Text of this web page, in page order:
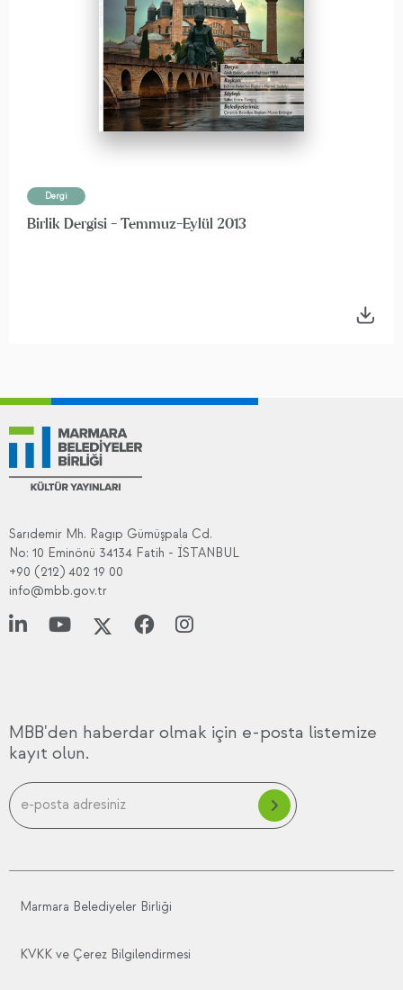
Dergi
Birlik Dergisi - Temmuz-Eylül 2013
Sarıdemir Mh. Ragıp Gümüşpala Cd.
No: 10 Eminönü 34134 Fatih - İSTANBUL
+90 (212) 402 19 00
info@mbb.gov.tr
MBB'den haberdar olmak için e-posta listemize
kayıt olun.
Marmara Belediyeler Birliği
KVKK ve Çerez Bilgilendirmesi